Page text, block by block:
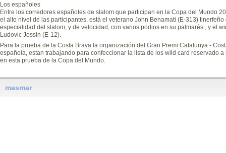
Los españoles
Entre los corredores españoles de slalom que participan en la Copa del Mundo
el alto nivel de las participantes, está el veterano John Benamati (E-313)
especialidad del slalom, y de velocidad, con varios podios en su palmarés , y el
Ludovic Jossin (E-12).
Para la prueba de la Costa Brava la organización del Gran Premi Catalunya -
española, estan trabajando para confeccionar la lista de los wild card reservado
en esta prueba de la Copa del Mundo.
masmar